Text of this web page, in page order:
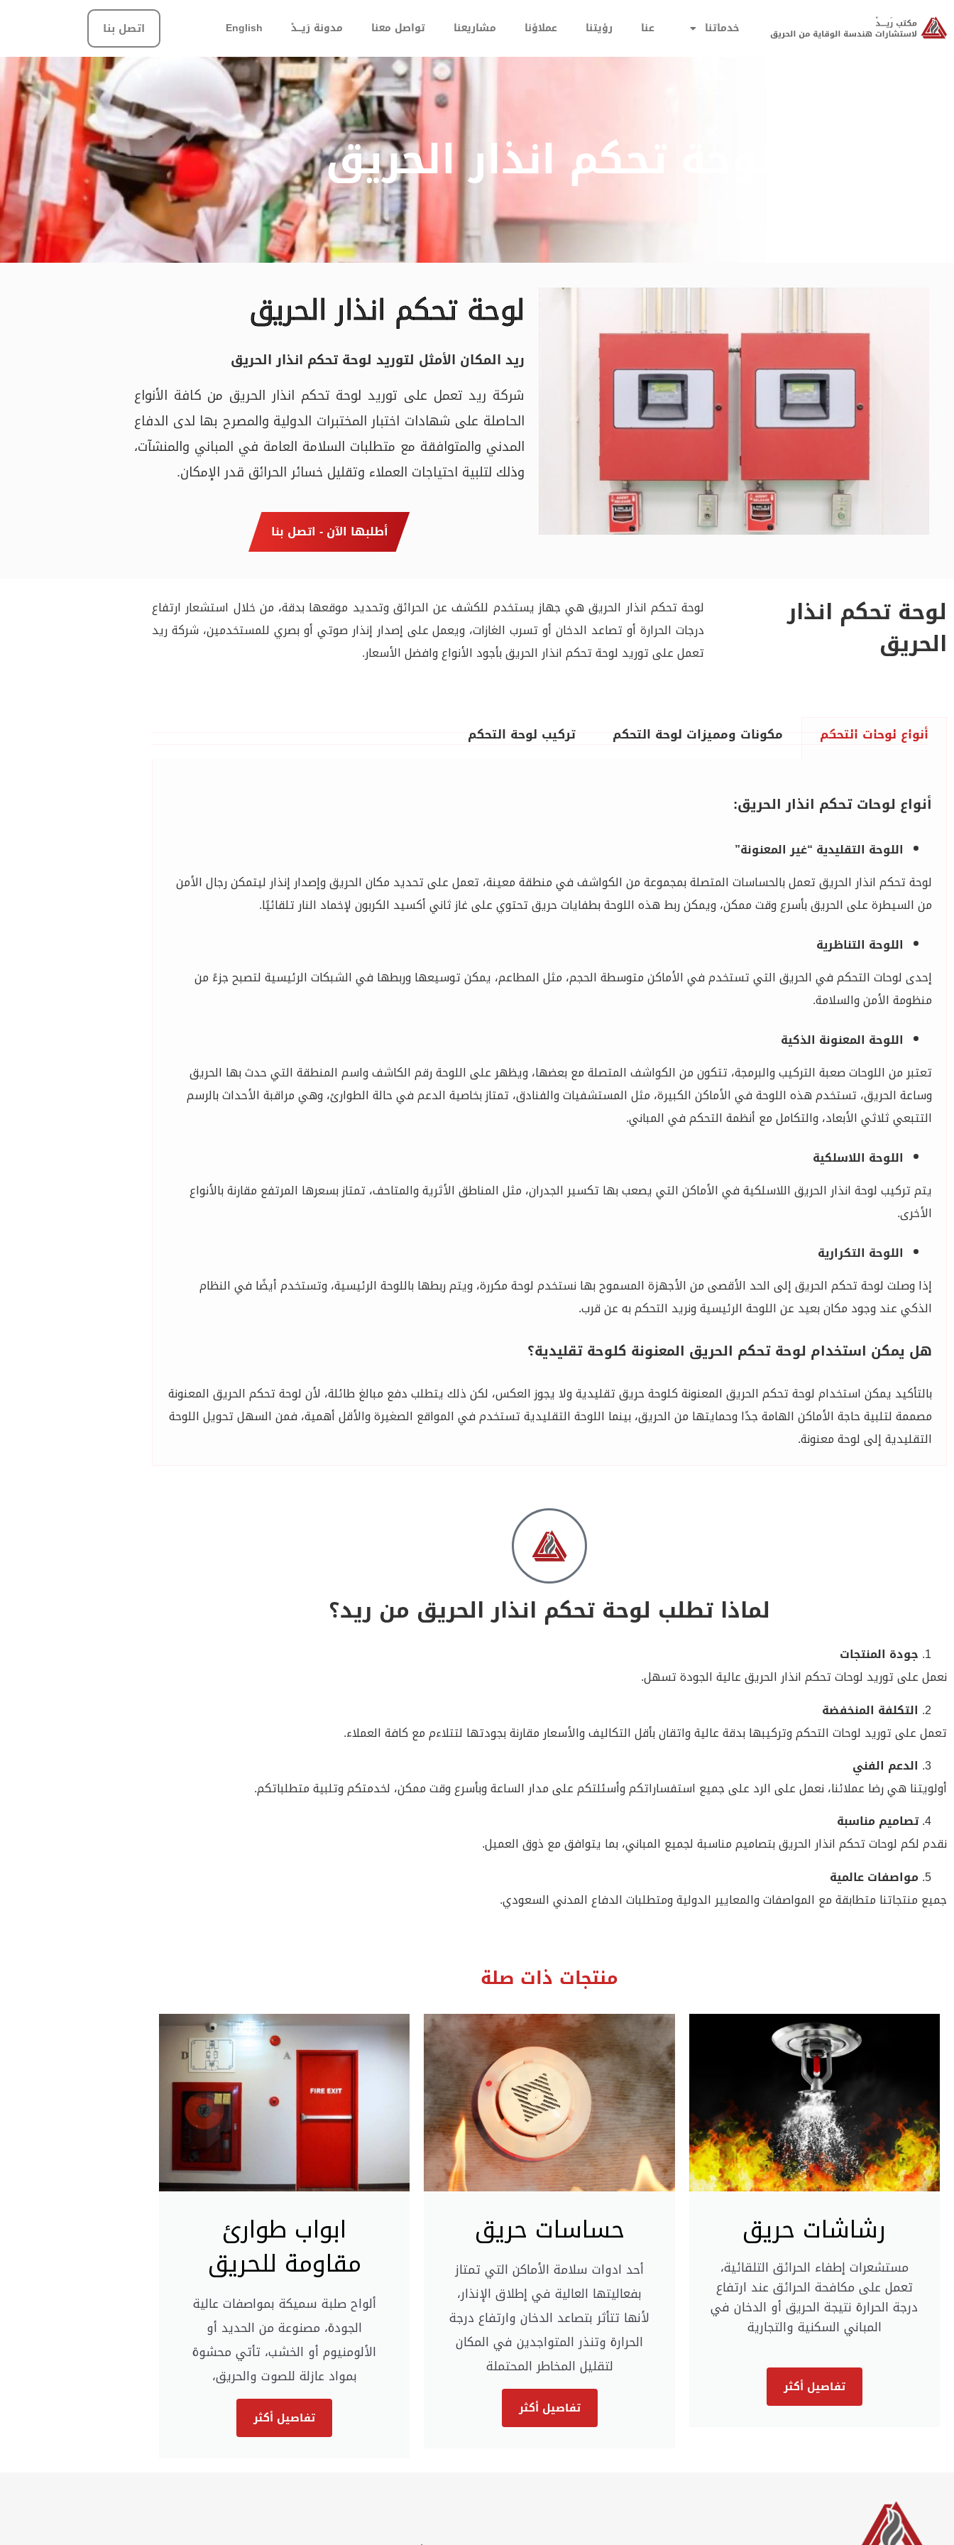
خدماتنا عنا رؤيتنا عملاؤنا مشاريعنا تواصل معنا مدونة رَيـــدْ English اتصل بنا
لوحة تحكم انذار الحريق
لوحة تحكم انذار الحريق
ريد المكان الأمثل لتوريد لوحة تحكم انذار الحريق
شركة ريد تعمل على توريد لوحة تحكم انذار الحريق من كافة الأنواع
الحاصلة على شهادات اختبار المختبرات الدولية والمصرح بها لدى الدفاع
المدني والمتوافقة مع متطلبات السلامة العامة في المباني والمنشآت،
وذلك لتلبية احتياجات العملاء وتقليل خسائر الحرائق قدر الإمكان.
أطلبها الآن - اتصل بنا
لوحة تحكم انذار
الحريق
لوحة تحكم انذار الحريق هي جهاز يستخدم للكشف عن الحرائق وتحديد موقعها بدقة، من خلال استشعار ارتفاع
درجات الحرارة أو تصاعد الدخان أو تسرب الغازات، ويعمل على إصدار إنذار صوتي أو بصري للمستخدمين، شركة ريد
تعمل على توريد لوحة تحكم انذار الحريق بأجود الأنواع وافضل الأسعار.
أنواع لوحات التحكم مكونات ومميزات لوحة التحكم تركيب لوحة التحكم
أنواع لوحات تحكم انذار الحريق:
اللوحة التقليدية “غير المعنونة”
لوحة تحكم انذار الحريق تعمل بالحساسات المتصلة بمجموعة من الكواشف في منطقة معينة، تعمل على تحديد مكان الحريق وإصدار إنذار ليتمكن رجال الأمن
من السيطرة على الحريق بأسرع وقت ممكن، ويمكن ربط هذه اللوحة بطفايات حريق تحتوي على غاز ثاني أكسيد الكربون لإخماد النار تلقائيًا.
اللوحة التناظرية
إحدى لوحات التحكم في الحريق التي تستخدم في الأماكن متوسطة الحجم، مثل المطاعم، يمكن توسيعها وربطها في الشبكات الرئيسية لتصبح جزءً من
منظومة الأمن والسلامة.
اللوحة المعنونة الذكية
تعتبر من اللوحات صعبة التركيب والبرمجة، تتكون من الكواشف المتصلة مع بعضها، ويظهر على اللوحة رقم الكاشف واسم المنطقة التي حدث بها الحريق
وساعة الحريق، تستخدم هذه اللوحة في الأماكن الكبيرة، مثل المستشفيات والفنادق، تمتاز بخاصية الدعم في حالة الطوارئ، وهي مراقبة الأحداث بالرسم
التتبعي ثلاثي الأبعاد، والتكامل مع أنظمة التحكم في المباني.
اللوحة اللاسلكية
يتم تركيب لوحة انذار الحريق اللاسلكية في الأماكن التي يصعب بها تكسير الجدران، مثل المناطق الأثرية والمتاحف، تمتاز بسعرها المرتفع مقارنة بالأنواع
الأخرى.
اللوحة التكرارية
إذا وصلت لوحة تحكم الحريق إلى الحد الأقصى من الأجهزة المسموح بها نستخدم لوحة مكررة، ويتم ربطها باللوحة الرئيسية، وتستخدم أيضًا في النظام
الذكي عند وجود مكان بعيد عن اللوحة الرئيسية ونريد التحكم به عن قرب.
هل يمكن استخدام لوحة تحكم الحريق المعنونة كلوحة تقليدية؟
بالتأكيد يمكن استخدام لوحة تحكم الحريق المعنونة كلوحة حريق تقليدية ولا يجوز العكس، لكن ذلك يتطلب دفع مبالغ طائلة، لأن لوحة تحكم الحريق المعنونة
مصممة لتلبية حاجة الأماكن الهامة جدًا وحمايتها من الحريق، بينما اللوحة التقليدية تستخدم في المواقع الصغيرة والأقل أهمية، فمن السهل تحويل اللوحة
التقليدية إلى لوحة معنونة.
لماذا تطلب لوحة تحكم انذار الحريق من ريد؟
جودة المنتجات
نعمل على توريد لوحات تحكم انذار الحريق عالية الجودة تسهل.
التكلفة المنخفضة
تعمل على توريد لوحات التحكم وتركيبها بدقة عالية واتقان بأقل التكاليف والأسعار مقارنة بجودتها لتتلاءم مع كافة العملاء.
الدعم الفني
أولويتنا هي رضا عملائنا، نعمل على الرد على جميع استفساراتكم وأسئلتكم على مدار الساعة وبأسرع وقت ممكن، لخدمتكم وتلبية متطلباتكم.
تصاميم مناسبة
نقدم لكم لوحات تحكم انذار الحريق بتصاميم مناسبة لجميع المباني، بما يتوافق مع ذوق العميل.
مواصفات عالمية
جميع منتجاتنا متطابقة مع المواصفات والمعايير الدولية ومتطلبات الدفاع المدني السعودي.
منتجات ذات صلة
رشاشات حريق
مستشعرات إطفاء الحرائق التلقائية،
تعمل على مكافحة الحرائق عند ارتفاع
درجة الحرارة نتيجة الحريق أو الدخان في
المباني السكنية والتجارية
تفاصيل أكثر
حساسات حريق
أحد ادوات سلامة الأماكن التي تمتاز
بفعاليتها العالية في إطلاق الإنذار،
لأنها تتأثر بتصاعد الدخان وارتفاع درجة
الحرارة وتنذر المتواجدين في المكان
لتقليل المخاطر المحتملة
تفاصيل أكثر
ابواب طوارئ
مقاومة للحريق
ألواح صلبة سميكة بمواصفات عالية
الجودة، مصنوعة من الحديد أو
الألومنيوم أو الخشب، تأتي محشوة
بمواد عازلة للصوت والحريق،
تفاصيل أكثر